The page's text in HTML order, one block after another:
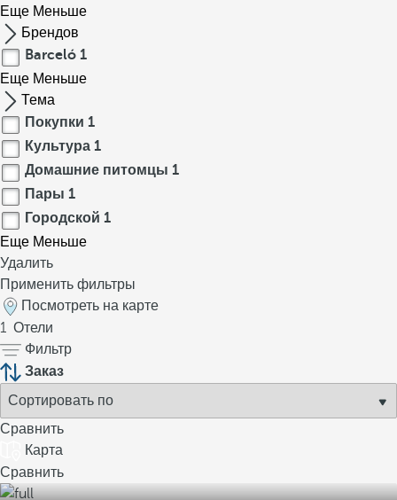
Еще Меньше
Брендов
Barceló 1
Еще Меньше
Тема
Покупки 1
Культура 1
Домашние питомцы 1
Пары 1
Городской 1
Еще Меньше
Удалить
Применить фильтры
Посмотреть на карте
1 Отели
Фильтр
Заказ
Сравнить
Карта
Сравнить